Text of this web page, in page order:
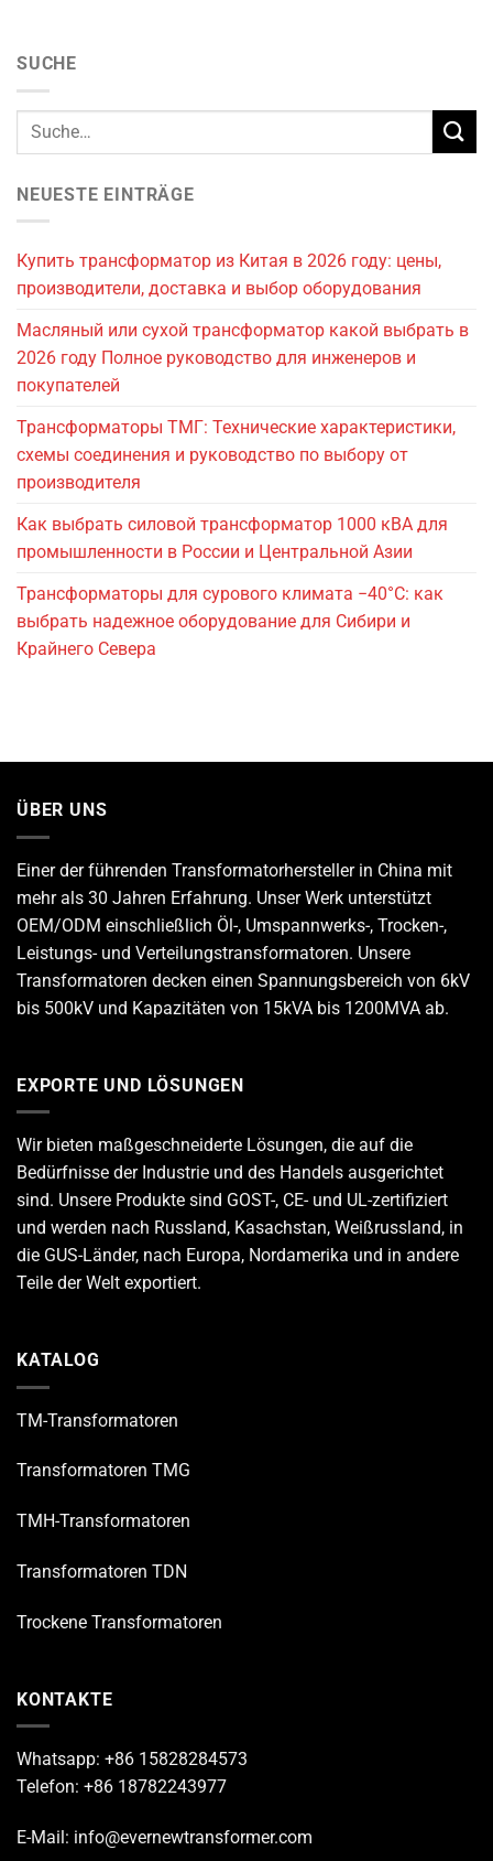
SUCHE
NEUESTE EINTRÄGE
Купить трансформатор из Китая в 2026 году: цены,
производители, доставка и выбор оборудования
Масляный или сухой трансформатор какой выбрать в
2026 году Полное руководство для инженеров и
покупателей
Трансформаторы ТМГ: Технические характеристики,
схемы соединения и руководство по выбору от
производителя
Как выбрать силовой трансформатор 1000 кВА для
промышленности в России и Центральной Азии
Трансформаторы для сурового климата −40°C: как
выбрать надежное оборудование для Сибири и
Крайнего Севера
ÜBER UNS
Einer der führenden Transformatorherstellerin China mit
mehr als 30 Jahren Erfahrung. Unser Werk unterstützt
OEM/ODM einschließlich Öl-, Umspannwerks-, Trocken-,
Leistungs- und Verteilungstransformatoren. Unsere
Transformatoren decken einen Spannungsbereich von 6kV
bis 500kV und Kapazitäten von 15kVA bis 1200MVA ab.
EXPORTE UND LÖSUNGEN
Wir bieten maßgeschneiderte Lösungen, die auf die
Bedürfnisse der Industrie und des Handels ausgerichtet
sind. Unsere Produkte sind GOST-, CE- und UL-zertifiziert
und werden nach Russland, Kasachstan, Weißrussland, in
die GUS-Länder, nach Europa, Nordamerika und in andere
Teile der Welt exportiert.
KATALOG
TM-Transformatoren
Transformatoren TMG
TMH-Transformatoren
Transformatoren TDN
Trockene Transformatoren
KONTAKTE
Whatsapp: +86 15828284573
Telefon: +86 18782243977
E-Mail: info@evernewtransformer.com